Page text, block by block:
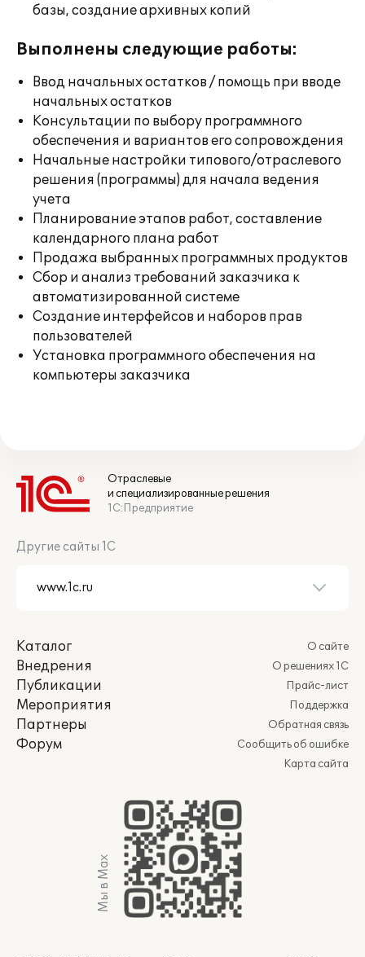
базы, создание архивных копий
Выполнены следующие работы:
Ввод начальных остатков / помощь при вводе
начальных остатков
Консультации по выбору программного
обеспечения и вариантов его сопровождения
Начальные настройки типового/отраслевого
решения (программы) для начала ведения
учета
Планирование этапов работ, составление
календарного плана работ
Продажа выбранных программных продуктов
Сбор и анализ требований заказчика к
автоматизированной системе
Создание интерфейсов и наборов прав
пользователей
Установка программного обеспечения на
компьютеры заказчика
Отраслевые
и специализированные решения
1С:Предприятие
Другие сайты 1С
Каталог
Внедрения
Публикации
Мероприятия
Партнеры
Форум
О сайте
О решениях 1С
Прайс-лист
Поддержка
Обратная связь
Сообщить об ошибке
Карта сайта
Мы в Max